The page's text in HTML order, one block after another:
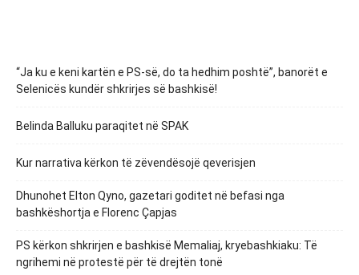
“Ja ku e keni kartën e PS-së, do ta hedhim poshtë”, banorët e
Selenicës kundër shkrirjes së bashkisë!
Belinda Balluku paraqitet në SPAK
Kur narrativa kërkon të zëvendësojë qeverisjen
Dhunohet Elton Qyno, gazetari goditet në befasi nga
bashkëshortja e Florenc Çapjas
PS kërkon shkrirjen e bashkisë Memaliaj, kryebashkiaku: Të
ngrihemi në protestë për të drejtën tonë